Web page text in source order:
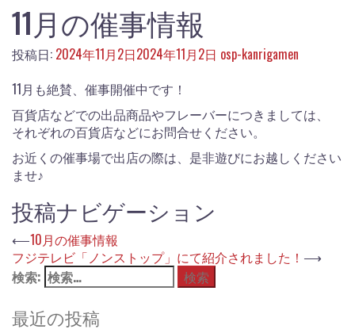
11月の催事情報
投稿日: 2024年11月2日2024年11月2日 osp-kanrigamen
11月も絶賛、催事開催中です！
百貨店などでの出品商品やフレーバーにつきましては、
それぞれの百貨店などにお問合せください。
お近くの催事場で出店の際は、是非遊びにお越しください
ませ♪
投稿ナビゲーション
⟵10月の催事情報
フジテレビ「ノンストップ」にて紹介されました！ ⟶
検索:
最近の投稿